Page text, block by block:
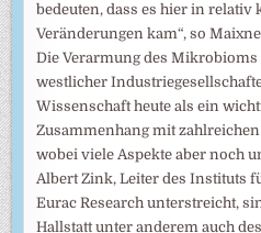
bedeuten, dass es hier in relativ
Veränderungen kam“, so
Die Verarmung des
westlicher
Wissenschaft heute als ein
Zusammenhang mit
wobei viele Aspekte aber noch
Albert Zink, Leiter des Instituts
Eurac Research unterstreicht,
Hallstatt unter anderem auch